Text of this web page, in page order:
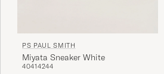
PS PAUL SMITH
Miyata Sneaker White
40414244